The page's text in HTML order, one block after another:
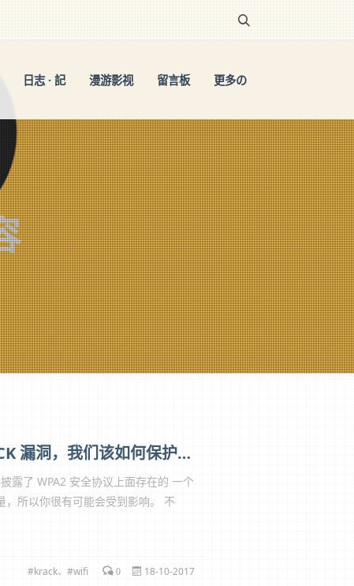
日志 · 記 漫游影视 留言板 更多の
WIFI已不再安全！WPA2安全协议高危漏洞 面对 KRACK 漏洞，我们该如何保护自己？
露了 WPA2 安全协议上面存在的 一个
，所以你很有可能会受到影响。 不
krack、 wifi 0 18-10-2017